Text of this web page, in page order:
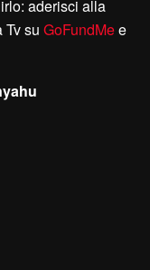
aderisci alla
su GoFundMee